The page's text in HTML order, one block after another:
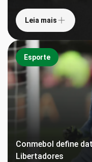
Leia mais
Esporte
Conmebol define
Libertadores